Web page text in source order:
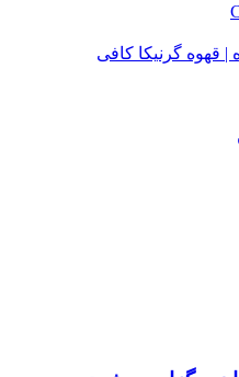
| قهوه گرنیکا کافی